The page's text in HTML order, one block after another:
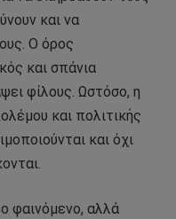
και να
Ο όρος
και σπάνια
φίλους. Ωστόσο, η
και πολιτικής
και όχι
φαινόμενο, αλλά